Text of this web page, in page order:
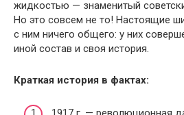
жидкостью — знаменитый
Но это совсем не то! Настоящие
с ним ничего общего: у них
иной состав и своя история.
Краткая история в фактах: